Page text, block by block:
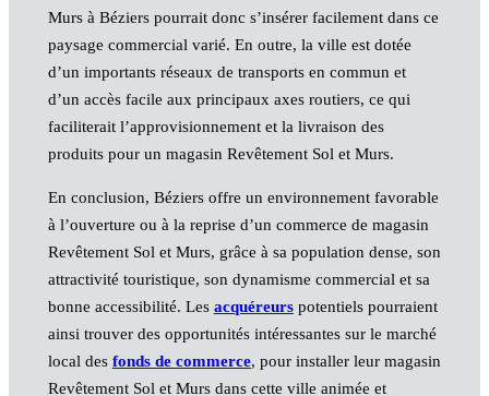
Murs à Béziers pourrait donc s’insérer facilement dans ce
paysage commercial varié. En outre, la ville est dotée
d’un importants réseaux de transports en commun et
d’un accès facile aux principaux axes routiers, ce qui
faciliterait l’approvisionnement et la livraison des
produits pour un magasin Revêtement Sol et Murs.
En conclusion, Béziers offre un environnement favorable
à l’ouverture ou à la reprise d’un commerce de magasin
Revêtement Sol et Murs, grâce à sa population dense, son
attractivité touristique, son dynamisme commercial et sa
bonne accessibilité. Les acquéreurspotentiels pourraient
ainsi trouver des opportunités intéressantes sur le marché
local des fonds de commerce, pour installer leur magasin
Revêtement Sol et Murs dans cette ville animée et